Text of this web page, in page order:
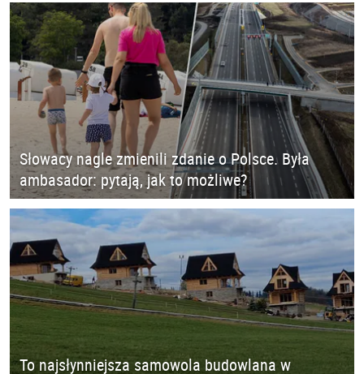
Słowacy nagle zmienili zdanie o Polsce. Była
ambasador: pytają, jak to możliwe?
To najsłynniejsza samowola budowlana w